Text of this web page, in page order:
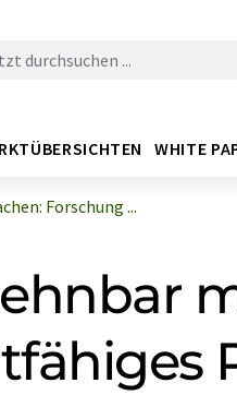
WHITE
Forschung ...